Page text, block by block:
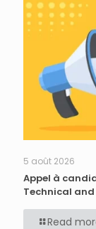
5 août 2026
Appel à
Technical
Read